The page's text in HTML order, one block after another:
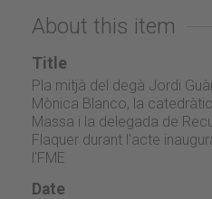
About this item
Title
Pla mitjà del degà Jordi
Mònica Blanco, la
Massa i la delegada de
Flaquer durant l'acte
l'FME
Date